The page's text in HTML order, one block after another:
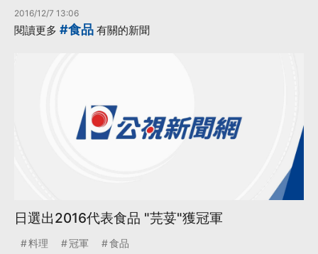
2016/12/7 13:06
閱讀更多 #食品 有關的新聞
日選出2016代表食品 "芫荽"獲冠軍
料理 冠軍 食品